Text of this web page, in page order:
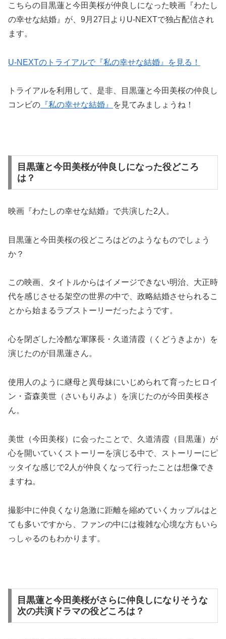
こちらの目黒蓮と今田美桜が仲良しになった映画『わたし
の幸せな結婚』が、9月27日よりU-NEXTで独占配信され
ます。
U-NEXTのトライアルで『私の幸せな結婚』を見る！
トライアルを利用して、是非、目黒蓮と今田美桜の仲良し
コンビの 『私の幸せな結婚』 を見てみましょうね！
目黒蓮と今田美桜が仲良しになった役どころ
は？
映画『わたしの幸せな結婚』で共演した2人。
目黒蓮と今田美桜の役どころはどのようなものでしょう
か？
この映画、タイトルからはイメージできない明治、大正時
代を感じさせる架空の世界の中で、政略結婚させられるこ
とから始まるラブストーリーだったようです。
心を閉ざした冷酷な軍隊長・久道清霞（くどうきよか）を
演じたのが目黒蓮さん。
使用人のように継母と異母妹にいじめられて育ったヒロイ
ン・斎森美世（さいもりみよ）を演じたのが今田美桜さ
ん。
美世（今田美桜）に会ったことで、久道清霞（目黒蓮）が
心を開いていくストーリーを演じる中で、ストーリーにピ
ッタイな感じで2人が仲良くなって行ったことは想像でき
ますね。
撮影中に仲良くなり急激に距離を縮めていくカップルはと
ても多いですから、ファンの中には複雑な心境な方もいら
っしゃるのもわかります。
目黒蓮と今田美桜がさらに仲良しになりそうな
次の共演ドラマの役どころは？